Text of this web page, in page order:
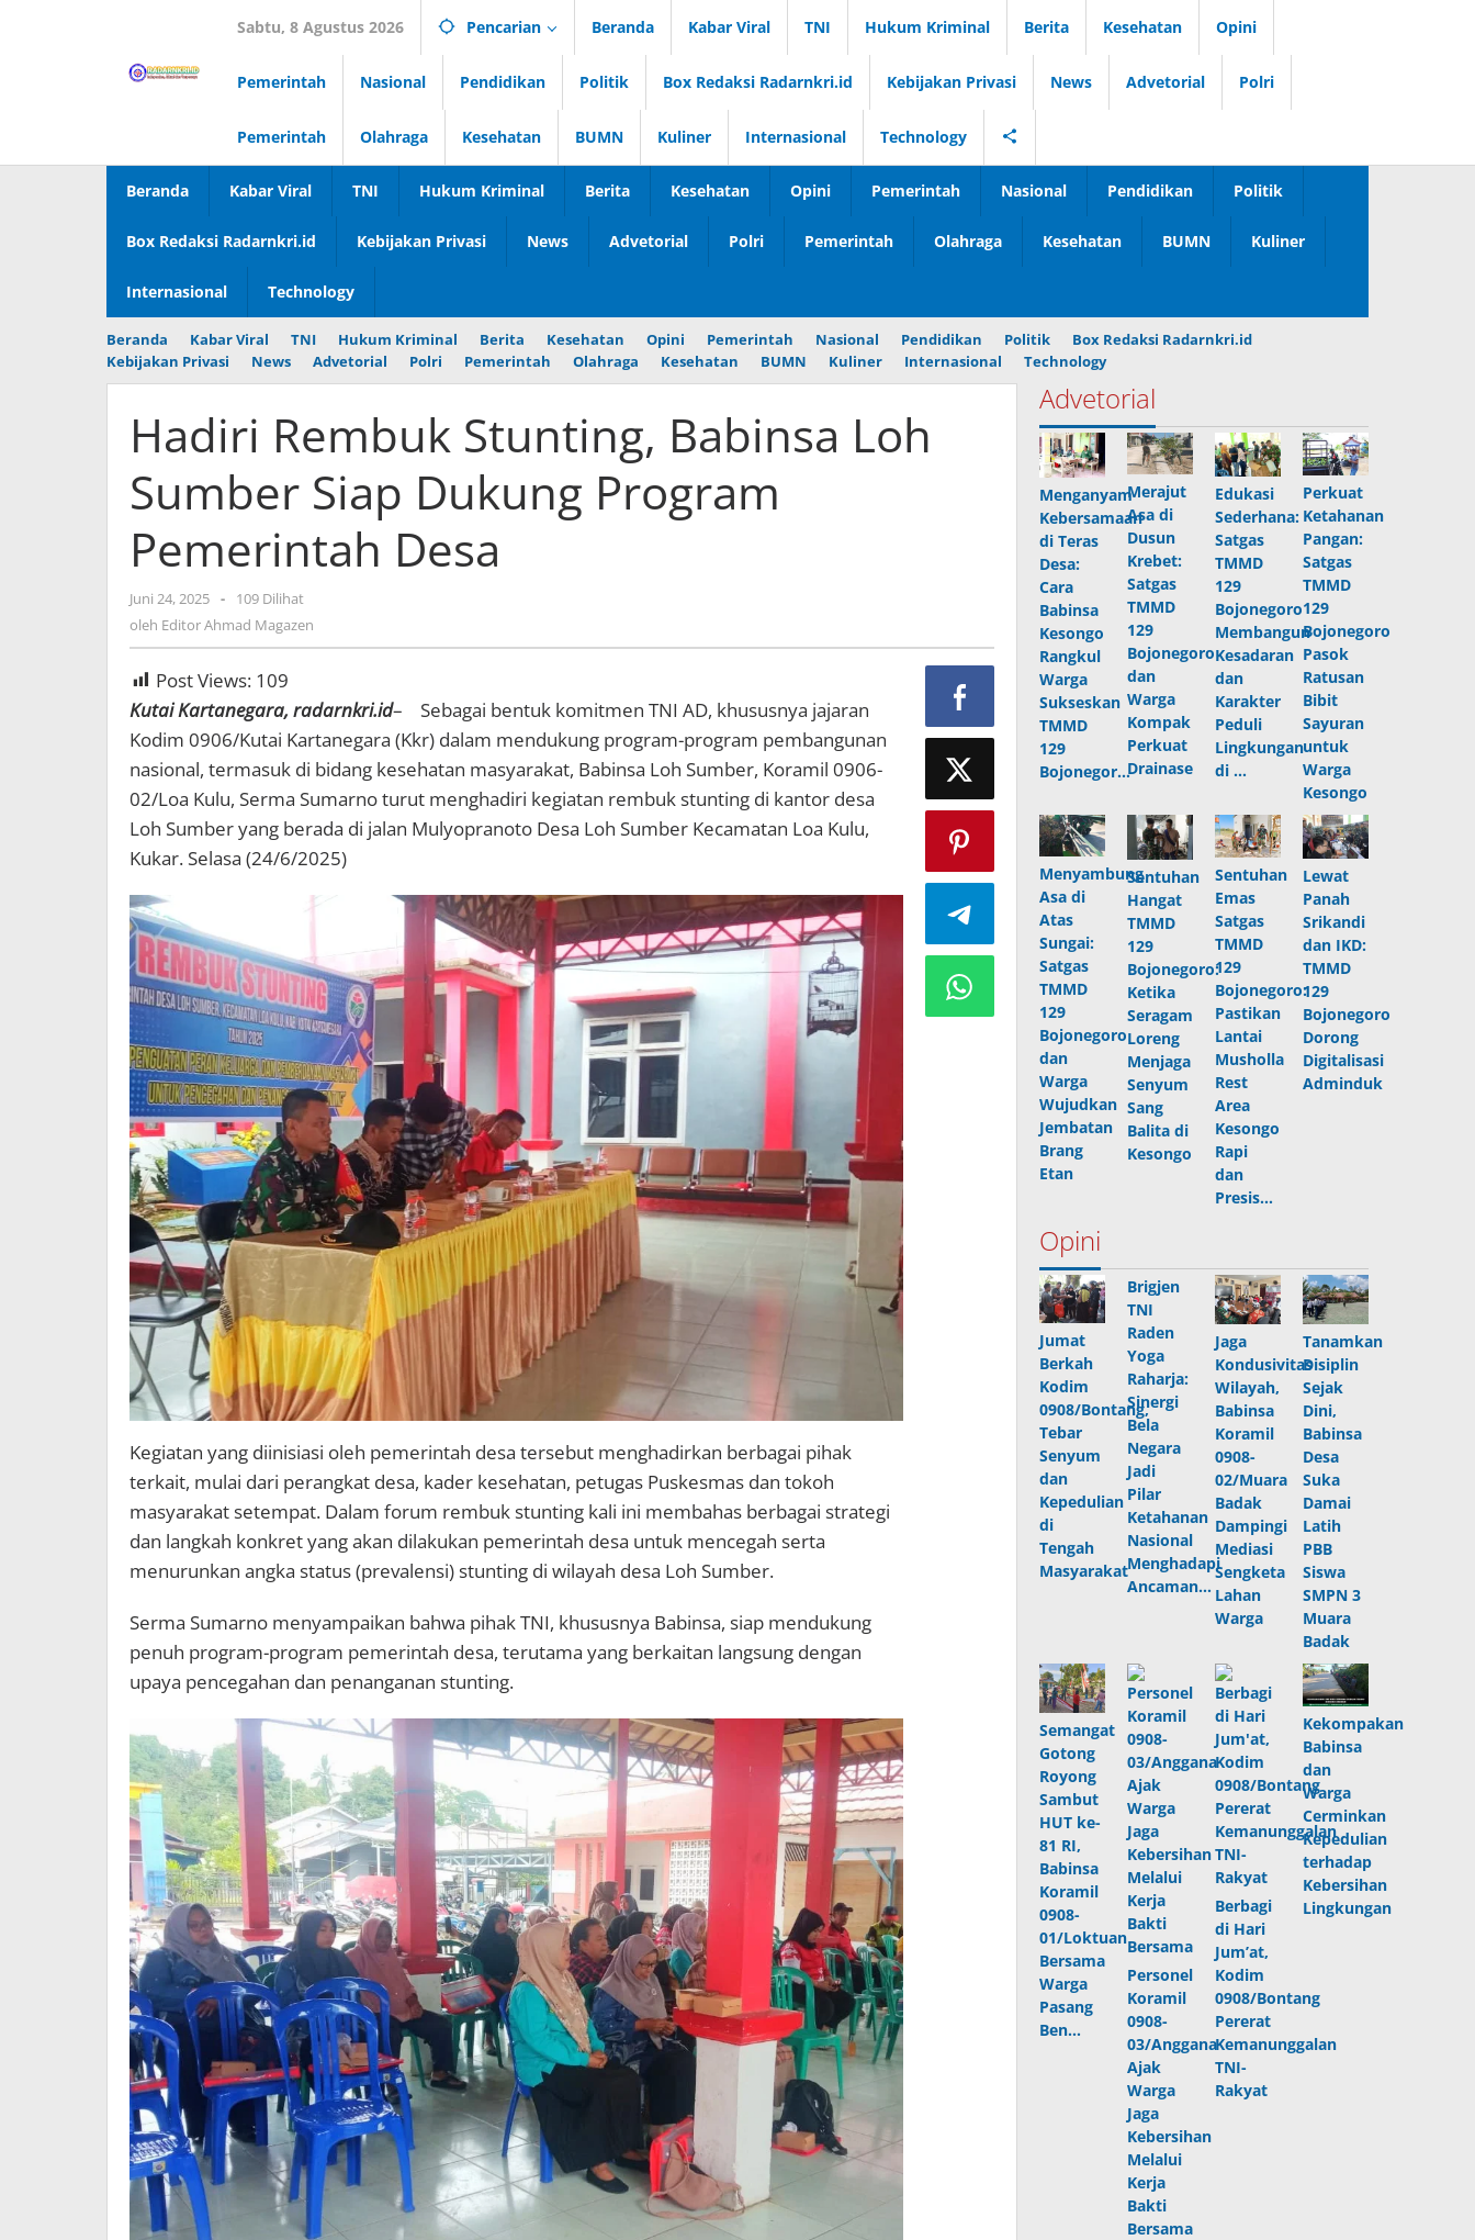
Sabtu, 8 Agustus 2026 Pencarian Beranda Kabar Viral TNI Hukum Kriminal Berita Kesehatan Opini
Pemerintah Nasional Pendidikan Politik Box Redaksi Radarnkri.id Kebijakan Privasi News Advetorial Polri
Pemerintah Olahraga Kesehatan BUMN Kuliner Internasional Technology
Beranda Kabar Viral TNI Hukum Kriminal Berita Kesehatan Opini Pemerintah Nasional Pendidikan Politik
Box Redaksi Radarnkri.id Kebijakan Privasi News Advetorial Polri Pemerintah Olahraga Kesehatan BUMN Kuliner
Internasional Technology
Beranda Kabar Viral TNI Hukum Kriminal Berita Kesehatan Opini Pemerintah Nasional Pendidikan Politik
Box Redaksi Radarnkri.id
Kebijakan Privasi
News Advetorial Polri Pemerintah Olahraga Kesehatan BUMN Kuliner Internasional Technology
Hadiri Rembuk Stunting, Babinsa Loh
Sumber Siap Dukung Program
Pemerintah Desa
Juni 24, 2025 oleh
Editor
-
109 Dilihat
oleh Editor Ahmad Magazen
Post Views: 109
Kutai Kartanegara, radarnkri.id– Sebagai bentuk komitmen TNI AD, khususnya jajaran
Kodim 0906/Kutai Kartanegara (Kkr) dalam mendukung program-program pembangunan
nasional, termasuk di bidang kesehatan masyarakat, Babinsa Loh Sumber, Koramil 0906-
02/Loa Kulu, Serma Sumarno turut menghadiri kegiatan rembuk stunting di kantor desa
Loh Sumber yang berada di jalan Mulyopranoto Desa Loh Sumber Kecamatan Loa Kulu,
Kukar. Selasa (24/6/2025)
Kegiatan yang diinisiasi oleh pemerintah desa tersebut menghadirkan berbagai pihak
terkait, mulai dari perangkat desa, kader kesehatan, petugas Puskesmas dan tokoh
masyarakat setempat. Dalam forum rembuk stunting kali ini membahas berbagai strategi
dan langkah konkret yang akan dilakukan pemerintah desa untuk mencegah serta
menurunkan angka status (prevalensi) stunting di wilayah desa Loh Sumber.
Serma Sumarno menyampaikan bahwa pihak TNI, khususnya Babinsa, siap mendukung
penuh program-program pemerintah desa, terutama yang berkaitan langsung dengan
upaya pencegahan dan penanganan stunting.
Advetorial
Menganyam
Kebersamaan
di Teras
Desa:
Cara
Babinsa
Kesongo
Rangkul
Warga
Sukseskan
TMMD
129
Bojonegor…
Merajut
Asa di
Dusun
Krebet:
Satgas
TMMD
129
Bojonegoro
dan
Warga
Kompak
Perkuat
Drainase
Edukasi
Sederhana:
Satgas
TMMD
129
Bojonegoro
Membangun
Kesadaran
dan
Karakter
Peduli
Lingkungan
di …
Perkuat
Ketahanan
Pangan:
Satgas
TMMD
129
Bojonegoro
Pasok
Ratusan
Bibit
Sayuran
untuk
Warga
Kesongo
Menyambung
Asa di
Atas
Sungai:
Satgas
TMMD
129
Bojonegoro
dan
Warga
Wujudkan
Jembatan
Brang
Etan
Sentuhan
Hangat
TMMD
129
Bojonegoro:
Ketika
Seragam
Loreng
Menjaga
Senyum
Sang
Balita di
Kesongo
Sentuhan
Emas
Satgas
TMMD
129
Bojonegoro:
Pastikan
Lantai
Musholla
Rest
Area
Kesongo
Rapi
dan
Presis…
Lewat
Panah
Srikandi
dan IKD:
TMMD
129
Bojonegoro
Dorong
Digitalisasi
Adminduk
Opini
Jumat
Berkah
Kodim
0908/Bontang,
Tebar
Senyum
dan
Kepedulian
di
Tengah
Masyarakat
Brigjen
TNI
Raden
Yoga
Raharja:
Sinergi
Bela
Negara
Jadi
Pilar
Ketahanan
Nasional
Menghadapi
Ancaman…
Jaga
Kondusivitas
Wilayah,
Babinsa
Koramil
0908-
02/Muara
Badak
Dampingi
Mediasi
Sengketa
Lahan
Warga
Tanamkan
Disiplin
Sejak
Dini,
Babinsa
Desa
Suka
Damai
Latih
PBB
Siswa
SMPN 3
Muara
Badak
Semangat
Gotong
Royong
Sambut
HUT ke-
81 RI,
Babinsa
Koramil
0908-
01/Loktuan
Bersama
Warga
Pasang
Ben…
Personel
Koramil
0908-
03/Anggana
Ajak
Warga
Jaga
Kebersihan
Melalui
Kerja
Bakti
Bersama
Berbagi
di Hari
Jum’at,
Kodim
0908/Bontang
Pererat
Kemanunggalan
TNI-
Rakyat
Kekompakan
Babinsa
dan
Warga
Cerminkan
Kepedulian
terhadap
Kebersihan
Lingkungan